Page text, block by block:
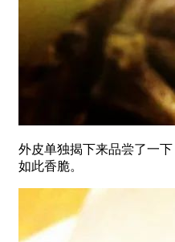
外皮单独揭下来品尝了一
如此香脆。